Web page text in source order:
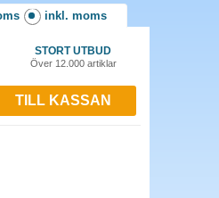
inkl. moms
STORT UTBUD
Över 12.000 artiklar
TILL KASSAN